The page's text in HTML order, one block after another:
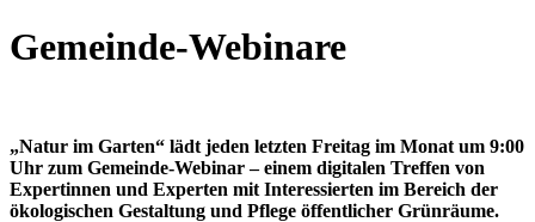
Gemeinde-Webinare
„Natur im Garten“ lädt jeden letzten Freitag im Monat um 9:00
Uhr zum Gemeinde-Webinar – einem digitalen Treffen von
Expertinnen und Experten mit Interessierten im Bereich der
ökologischen Gestaltung und Pflege öffentlicher Grünräume.